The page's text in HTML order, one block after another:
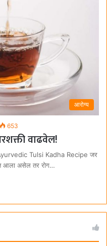
आरोग्य
653
वाढवेल!
Ayurvedic Tulsi Kadha Recipe जर
आला असेल तर रोग…